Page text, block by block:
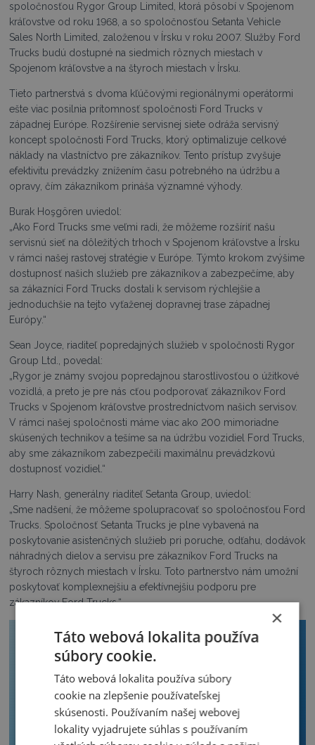
spoločnosťou Rygor Group Limited, ktorá pôsobí v Spojenom
kráľovstve od roku 1968, a so spoločnosťou Setanta Vehicle
Sales North Limited, založenou v Írsku v roku 2007. Služby Ford
Trucks budú dostupné na siedmich rôznych miestach v
Spojenom kráľovstve a na štyroch miestach v Írsku.
Tieto partnerstvá s dvoma kľúčovými regionálnymi operátormi
ešte viac posilnia prítomnosť spoločnosti Ford Trucks v
západnej Európe. Rozšírenie servisnej siete odráža servisný
koncept spoločnosti Ford Trucks, ktorý optimalizuje celkové
náklady na vlastníctvo pre zákazníkov. Tento prístup zvyšuje
efektivitu prevádzky znížením času potrebného na údržbu a
opravy, čím zákazníkom prináša významné výhody.
Burak Hoşgören uviedol:
„Ako Ford Trucks sme veľmi radi, že môžeme rozšíriť našu
servisnú sieť na dôležitých trhoch v Spojenom kráľovstve a Írsku
v rámci našej rastovej stratégie v Európe. Týmto krokom zvýšime
dostupnosť našich služieb pre zákazníkov a zabezpečíme, aby
sa zákazníci Ford Trucks dostali k servisom rýchlejšie a
jednoduchšie na tejto vyťaženej dopravnej trase západnej
Európy.“
Sean Joyce, riaditeľ popredajných služieb v spoločnosti Rygor
Group Ltd., povedal:
„Rygor je známy svojou popredajnou starostlivosťou o úžitkové
vozidlá, a preto je pre nás cťou podporovať zákazníkov Ford
Trucks v Spojenom kráľovstve prostredníctvom našich servisov.
V rámci našej spoločnosti máme viac ako 200 mimoriadne
skúsených technikov a tešíme sa na údržbu vozidiel Ford Trucks,
aby sme zákazníkom zabezpečili maximálnu prevádzkovú
dostupnosť vozidiel.“
Harry Nash, generálny riaditeľ Setanta Group, uviedol:
„Sme nadšení, že môžeme spolupracovať so spoločnosťou Ford
Trucks. Spoločnosť Setanta Trucks je plne vybavená na
poskytovanie asistenčných služieb pri poruche, odťahu, dodávok
náhradných dielov a servisu pre zákazníkov Ford Trucks na
štyroch rôznych miestach v Írsku. Toto partnerstvo nám umožní
poskytovať komplexnejšiu a efektívnejšiu podporu pre
zákazníkov Ford Trucks.“
×
Táto webová lokalita používa
súbory cookie.
Táto webová lokalita používa súbory
cookie na zlepšenie používateľskej
skúsenosti. Používaním našej webovej
lokality vyjadrujete súhlas s používaním